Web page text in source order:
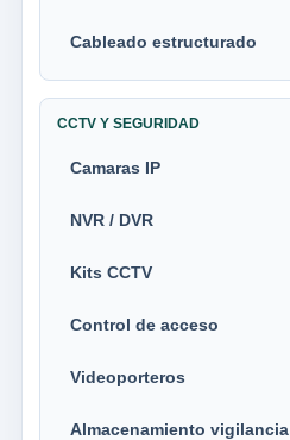
Cableado estructurado
CCTV Y SEGURIDAD
Camaras IP
NVR / DVR
Kits CCTV
Control de acceso
Videoporteros
Almacenamiento vigilancia